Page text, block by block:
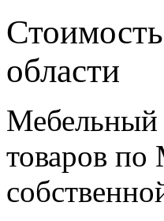
области
Мебельный
товаров